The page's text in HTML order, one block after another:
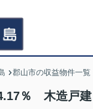
郡山市の収益物件一覧
％ 木造戸建